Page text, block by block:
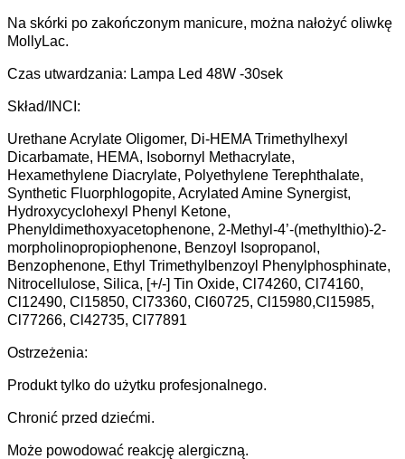
Na skórki po zakończonym manicure, można nałożyć oliwkę
MollyLac.
Czas utwardzania: Lampa Led 48W -30sek
Skład/INCI:
Urethane Acrylate Oligomer, Di-HEMA Trimethylhexyl
Dicarbamate, HEMA, Isobornyl Methacrylate,
Hexamethylene Diacrylate, Polyethylene Terephthalate,
Synthetic Fluorphlogopite, Acrylated Amine Synergist,
Hydroxycyclohexyl Phenyl Ketone,
Phenyldimethoxyacetophenone, 2-Methyl-4’-(methylthio)-2-
morpholinopropiophenone, Benzoyl Isopropanol,
Benzophenone, Ethyl Trimethylbenzoyl Phenylphosphinate,
Nitrocellulose, Silica, [+/-] Tin Oxide, Cl74260, Cl74160,
Cl12490, Cl15850, Cl73360, Cl60725, Cl15980,Cl15985,
Cl77266, Cl42735, Cl77891
Ostrzeżenia:
Produkt tylko do użytku profesjonalnego.
Chronić przed dziećmi.
Może powodować reakcję alergiczną.